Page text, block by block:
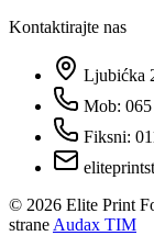
Kontaktirajte nas
Ljubićka
Mob:
Fiksni:
© 2026 Elite Print
strane Audax TIM